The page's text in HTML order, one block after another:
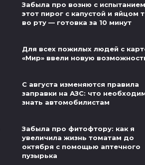
Забыла про возню с
этот пирог с капустой и яйцом
во рту — готовка за 10 минут
Для всех пожилых людей с
«Мир» ввели новую
С августа изменяются правила
заправки на АЗС: что
знать автомобилистам
Забыла про фитофтору: как я
увеличила жизнь томатам до
октября с помощью аптечного
пузырька